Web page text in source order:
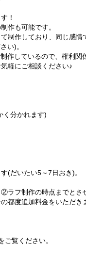
！
作も可能です。
制作しており、同じ感
い)。
作しているので、権利
軽にご相談ください♪
分かれます)
(だいたい5～7日おき)。
フ制作の時点までとさ
都度追加料金をいただき
ご覧ください。